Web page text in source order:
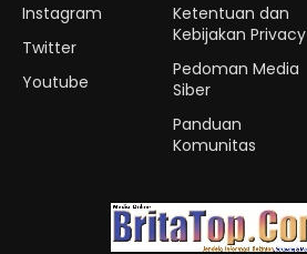
Instagram
Twitter
Youtube
Ketentuan dan
Kebijakan Privacy
Pedoman Media
Siber
Panduan
Komunitas